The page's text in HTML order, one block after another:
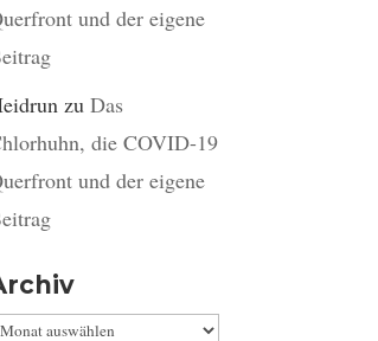
und der eigene
zuDas
die COVID-19
und der eigene
Archiv